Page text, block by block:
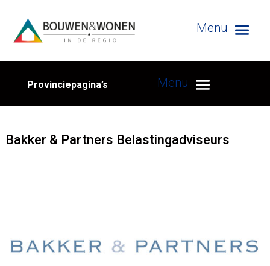
Provinciepagina’s
Bakker & Partners Belastingadviseurs